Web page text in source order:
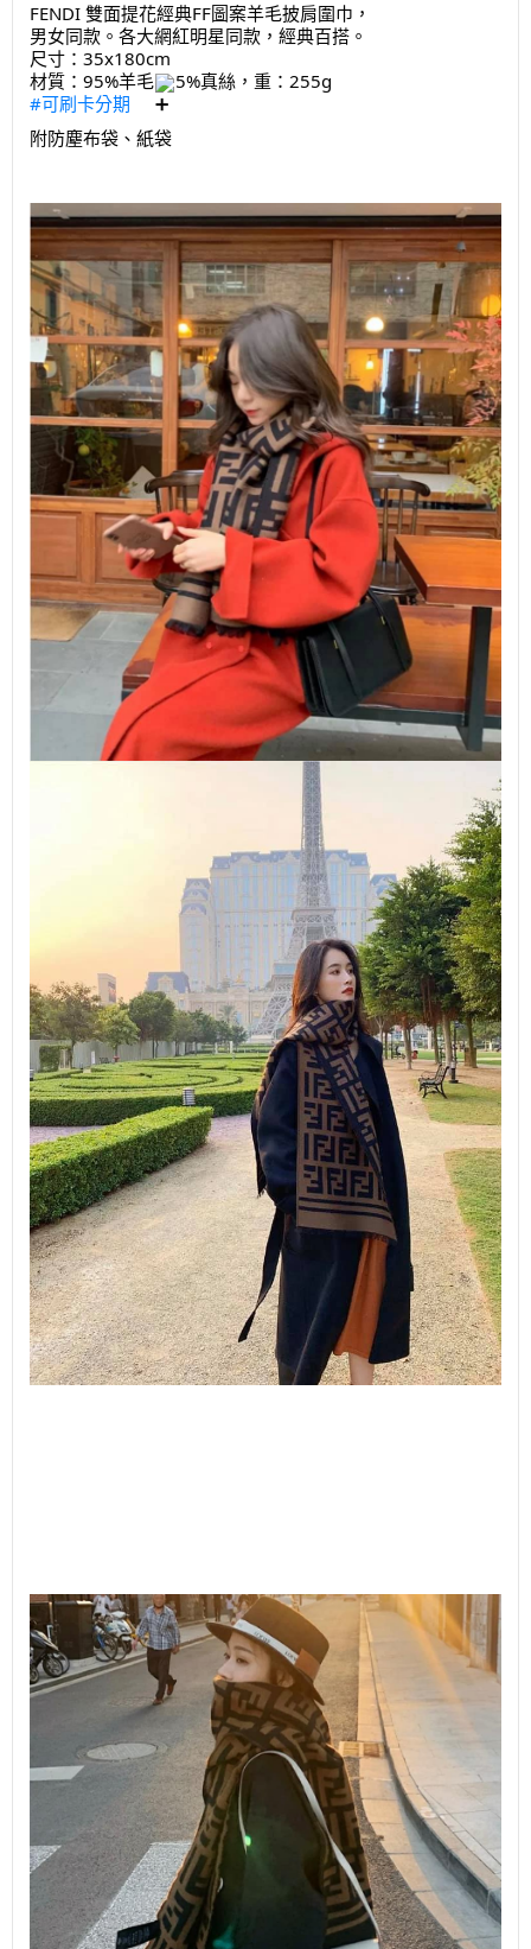
FENDI 雙面提花經典FF圖案羊毛披肩圍巾，
男女同款。各大網紅明星同款，經典百搭。
尺寸：35x180cm
材質：95%羊毛
5%真絲，重：255g
#可刷卡分期
附防塵布袋、紙袋